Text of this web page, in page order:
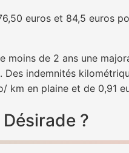
euros et 84,5 euros
moins de 2 ans une
. Des indemnités
km en plaine et de 0,91
?